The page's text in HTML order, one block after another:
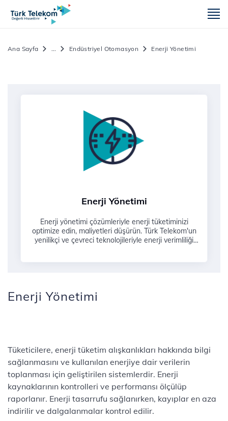
Ana Sayfa ... Endüstriyel Otomasyon Enerji Yönetimi
Enerji Yönetimi
Enerji yönetimi çözümleriyle enerji tüketiminizi
optimize edin, maliyetleri düşürün. Türk Telekom'un
yenilikçi ve çevreci teknolojileriyle enerji verimliliği
Enerji Yönetimi
Tüketicilere, enerji tüketim alışkanlıkları hakkında bilgi
sağlanmasını ve kullanılan enerjiye dair verilerin
toplanması için geliştirilen sistemlerdir. Enerji
kaynaklarının kontrolleri ve performansı ölçülüp
raporlanır. Enerji tasarrufu sağlanırken, kayıplar en aza
indirilir ve dalgalanmalar kontrol edilir.